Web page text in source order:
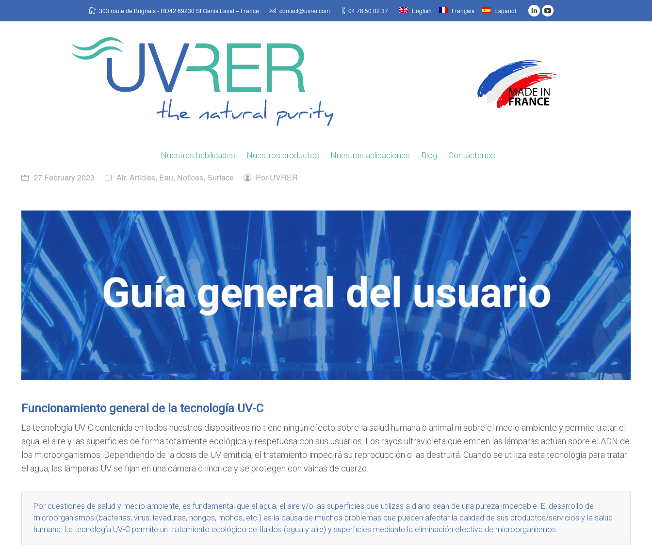
303 route de Brignais - RD42 69230 St Genis Laval – France contact@uvrer.com 04 78 50 02 37 English Français Español
Nuestras habilidades Nuestros productos Nuestras aplicaciones Blog Contáctenos
27 February 2023 Air, Articles, Eau, Notices, Surface Por UVRER
Funcionamiento general de la tecnología UV-C
La tecnología UV-C contenida en todos nuestros dispositivos no tiene ningún efecto sobre la salud humana o animal ni sobre el medio ambiente y permite tratar el
agua, el aire y las superficies de forma totalmente ecológica y respetuosa con sus usuarios. Los rayos ultravioleta que emiten las lámparas actúan sobre el ADN de
los microorganismos. Dependiendo de la dosis de UV emitida, el tratamiento impedirá su reproducción o las destruirá. Cuando se utiliza esta tecnología para tratar
el agua, las lámparas UV se fijan en una cámara cilíndrica y se protegen con vainas de cuarzo.
Por cuestiones de salud y medio ambiente, es fundamental que el agua, el aire y/o las superficies que utilizas a diario sean de una pureza impecable. El desarrollo de
microorganismos (bacterias, virus, levaduras, hongos, mohos, etc.) es la causa de muchos problemas que pueden afectar la calidad de sus productos/servicios y la salud
humana. La tecnología UV-C permite un tratamiento ecológico de fluidos (agua y aire) y superficies mediante la eliminación efectiva de microorganismos.